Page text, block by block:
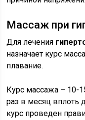
Массаж при
Для лечения
назначает курс
плавание.
Курс массажа – 10-
раз в месяц вплоть
курс проведен